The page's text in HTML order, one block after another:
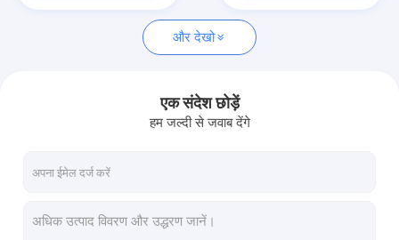
पीसीएपी टच स्क्रीन
और देखो
एक संदेश छोड़ें
हम जल्दी से जवाब देंगे